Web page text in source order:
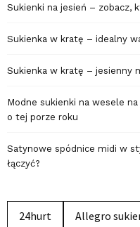
Sukienki na jesień – zobacz,
Sukienka w kratę – idealny
Sukienka w kratę – jesienny
Modne sukienki na wesele
o tej porze roku
Satynowe spódnice midi w
łączyć?
24hurt Allegro